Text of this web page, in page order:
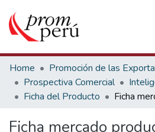
Communities & Collections
All of DSpace
Statistics
Home
Prospectiva Comercial
Ficha del Producto
Ficha mercado